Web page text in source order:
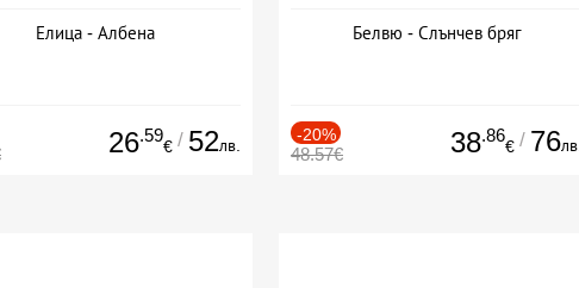
Елица - Албена
26.59
€ / 52лв.
Белвю - Слънчев бряг
-20%
48.57€ 38.86
€ / 76лв.